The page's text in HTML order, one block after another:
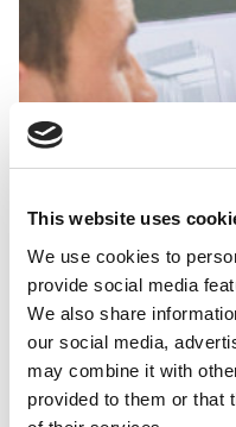
This website uses
We use cookies to
provide social media
We also share
our social media,
may combine it with
provided to them or that
poštovanje